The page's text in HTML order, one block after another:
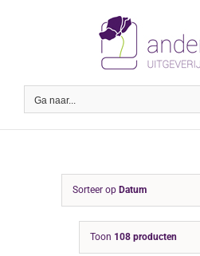
Ga naar...
Sorteer op Datum
Toon 108 producten